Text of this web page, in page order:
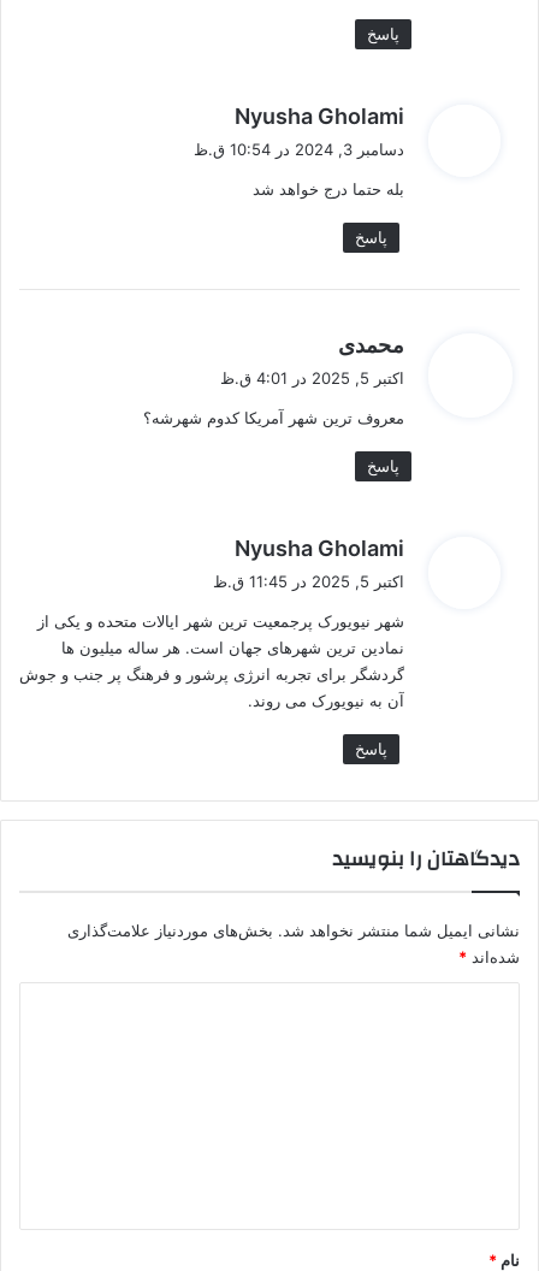
پاسخ
Nyusha Gholami
دسامبر 3, 2024 در 10:54 ق.ظ
بله حتما درج خواهد شد
پاسخ
محمدی
:
اکتبر 5, 2025 در 4:01 ق.ظ
معروف‌ ترین شهر آمریکا کدوم شهرشه؟
پاسخ
Nyusha Gholami
:
اکتبر 5, 2025 در 11:45 ق.ظ
شهر نیویورک پرجمعیت‌ ترین شهر ایالات متحده و یکی از
نمادین‌ ترین شهرهای جهان است. هر ساله میلیون‌ ها
گردشگر برای تجربه انرژی پرشور و فرهنگ پر جنب و جوش
آن به نیویورک می‌ روند.
پاسخ
دیدگاهتان را بنویسید
نشانی ایمیل شما منتشر نخواهد شد. بخش‌های موردنیاز علامت‌گذاری
شده‌اند *
نام *